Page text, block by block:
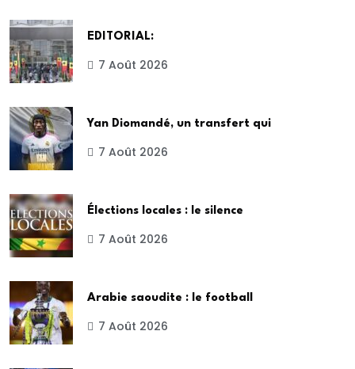
EDITORIAL:
7 Août 2026
Yan Diomandé, un transfert qui
7 Août 2026
Élections locales : le silence
7 Août 2026
Arabie saoudite : le football
7 Août 2026